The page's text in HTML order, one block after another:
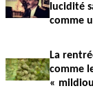
lucidité
comme
La
comme
«